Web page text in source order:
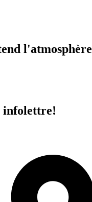
l'atmosphère
infolettre!